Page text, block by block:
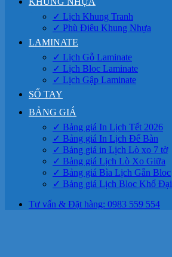
✓ Lịch Khung Tranh
✓ Phù Điêu Khung Nhựa
LAMINATE
✓ Lịch Gỗ Laminate
✓ Lịch Bloc Laminate
✓ Lịch Gập Laminate
SỔ TAY
BẢNG GIÁ
✓ Bảng giá In Lịch Tết 2026
✓ Bảng giá In Lịch Để Bàn
✓ Bảng giá in Lịch Lò xo 7 tờ
✓ Bảng giá Lịch Lò Xo Giữa
✓ Bảng giá Bìa Lịch Gắn Bloc
✓ Bảng giá Lịch Bloc Khổ Đại
Tư vấn & Đặt hàng: 0983 559 554